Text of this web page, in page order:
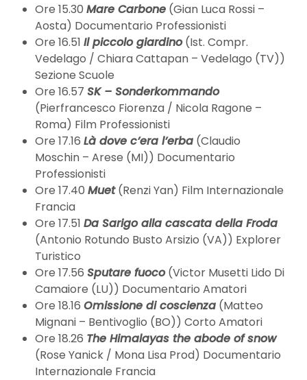
Ore 15.30 Mare Carbone (Gian Luca Rossi –
Aosta) Documentario Professionisti
Ore 16.51 Il piccolo giardino(Ist. Compr.
Vedelago / Chiara Cattapan – Vedelago (TV))
Sezione Scuole
Ore 16.57 SK – Sonderkommando
(Pierfrancesco Fiorenza / Nicola Ragone –
Roma) Film Professionisti
Ore 17.16 Là dove c’era l’erba (Claudio
Moschin – Arese (MI)) Documentario
Professionisti
Ore 17.40 Muet(Renzi Yan) Film Internazionale
Francia
Ore 17.51 Da Sarigo alla cascata della Froda
(Antonio Rotundo Busto Arsizio (VA)) Explorer
Turistico
Ore 17.56 Sputare fuoco(Victor Musetti Lido Di
Camaiore (LU)) Documentario Amatori
Ore 18.16 Omissione di coscienza (Matteo
Mignani – Bentivoglio (BO)) Corto Amatori
Ore 18.26 The Himalayas the abode of snow
(Rose Yanick / Mona Lisa Prod) Documentario
Internazionale Francia